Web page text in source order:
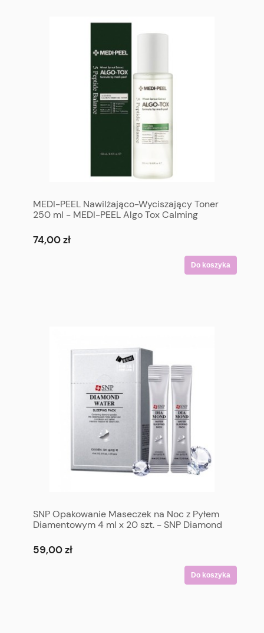
MEDI-PEEL Nawilżająco-Wyciszający Toner
250 ml - MEDI-PEEL Algo Tox Calming
74,00 zł
Do koszyka
SNP Opakowanie Maseczek na Noc z Pyłem
Diamentowym 4 ml x 20 szt. - SNP Diamond
59,00 zł
Do koszyka